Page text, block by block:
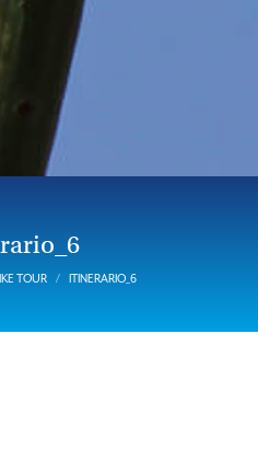
TOUR ITINERARIO_6